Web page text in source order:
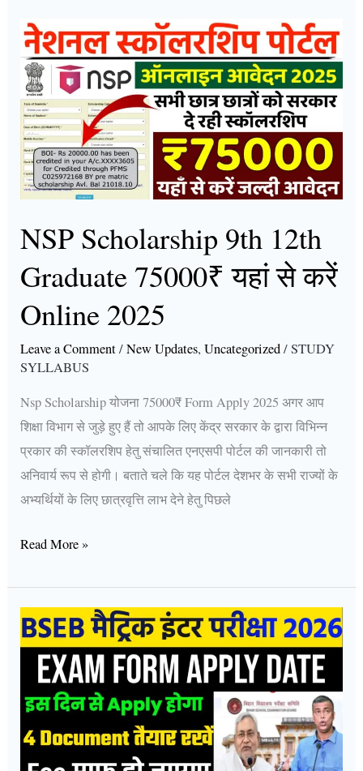
NSP Scholarship 9th 12th
Graduate 75000₹ यहां से करें
Online 2025
Leave a Comment/New Updates,Uncategorized/STUDY
SYLLABUS
Nsp Scholarship योजना 75000₹ Form Apply 2025 अगर आप
शिक्षा विभाग से जुड़े हुए हैं तो आपके लिए केंद्र सरकार के द्वारा विभिन्न
प्रकार की स्कॉलरशिप हेतु संचालित एनएसपी पोर्टल की जानकारी तो
अनिवार्य रूप से होगी। बताते चले कि यह पोर्टल देशभर के सभी राज्यों के
अभ्यर्थियों के लिए छात्रवृत्ति लाभ देने हेतु पिछले
NSP
Scholarship
9th
12th
Graduate
75000₹
यहां
से
Online
2025
Read More »
Bihar
Board
Matric
Exam
Form
Apply